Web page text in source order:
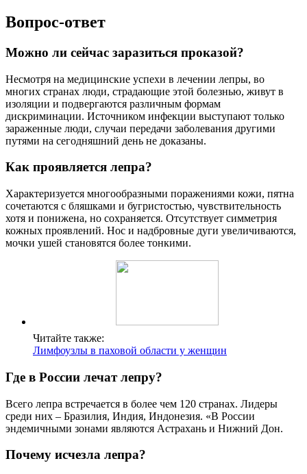
Вопрос-ответ
Можно ли сейчас заразиться проказой?
Несмотря на медицинские успехи в лечении лепры, во
многих странах люди, страдающие этой болезнью, живут в
изоляции и подвергаются различным формам
дискриминации. Источником инфекции выступают только
зараженные люди, случаи передачи заболевания другими
путями на сегодняшний день не доказаны.
Как проявляется лепра?
Характеризуется многообразными поражениями кожи, пятна
сочетаются с бляшками и бугристостью, чувствительность
хотя и понижена, но сохраняется. Отсутствует симметрия
кожных проявлений. Нос и надбровные дуги увеличиваются,
мочки ушей становятся более тонкими.
Читайте также:
Лимфоузлы в паховой области у женщин
Где в России лечат лепру?
Всего лепра встречается в более чем 120 странах. Лидеры
среди них – Бразилия, Индия, Индонезия. «В России
эндемичными зонами являются Астрахань и Нижний Дон.
Почему исчезла лепра?